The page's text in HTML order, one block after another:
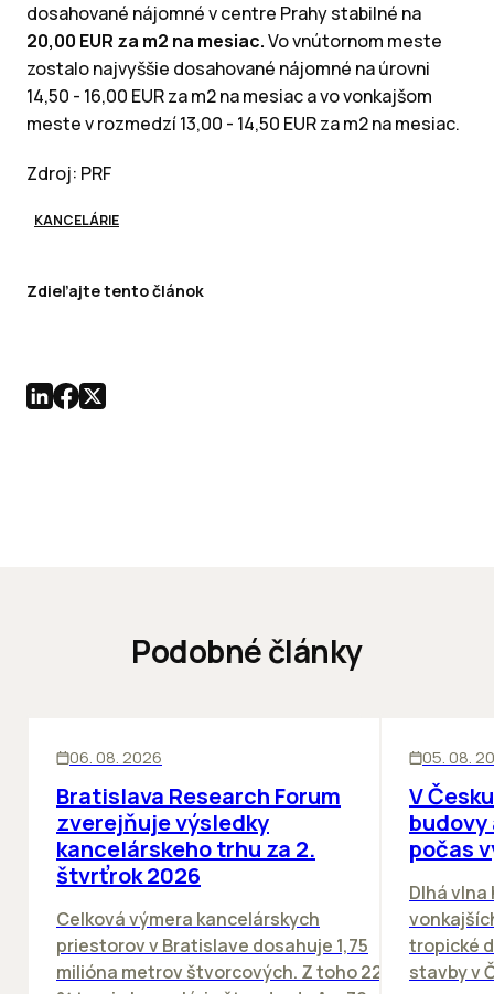
dosahované nájomné v centre Prahy stabilné na
20,00 EUR za m2 na mesiac.Vo vnútornom meste
zostalo najvyššie dosahované nájomné na úrovni
14,50 - 16,00 EUR za m2 na mesiac a vo vonkajšom
meste v rozmedzí 13,00 - 14,50 EUR za m2 na mesiac.
Zdroj: PRF
KANCELÁRIE
Zdieľajte tento článok
Podobné články
06. 08. 2026
Bratislava Research Forum
zverejňuje výsledky
kancelárskeho trhu za 2.
štvrťrok 2026
Celková výmera kancelárskych
priestorov v Bratislave dosahuje 1,75
milióna metrov štvorcových. Z toho 22
05. 08.
V
počas
Dlhá
tropické
stavby v